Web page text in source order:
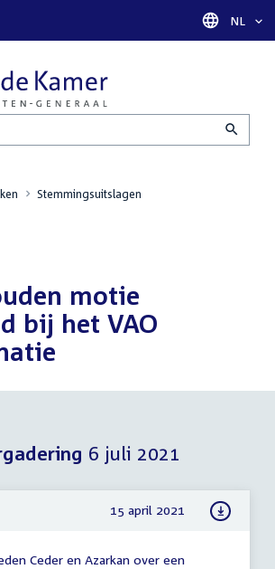
Taal
NL
Stemmingsuitslagen
motie
bij het VAO
6 juli 2021
15 april 2021
Ceder en Azarkan over een